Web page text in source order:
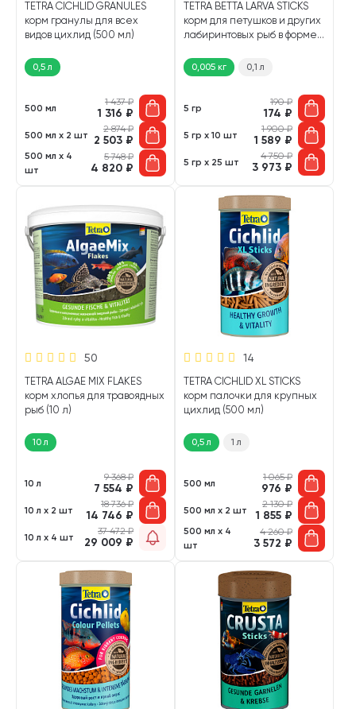
TETRA CICHLID GRANULES
корм гранулы для всех
видов цихлид (500 мл)
0,5 л
500 мл
1 437₽
1 316 ₽
500 мл х 2 шт
2 874₽
2 503 ₽
500 мл х 4
шт
5 748₽
4 820 ₽
TETRA BETTA LARVA STICKS
корм для петушков и других
лабиринтовых рыб в форме
0,005 кг 0,1 л
5 гр
190₽
174 ₽
5 гр х 10 шт
1 900₽
1 589 ₽
5 гр х 25 шт
4 750₽
3 973 ₽
50
TETRA ALGAE MIX FLAKES
корм хлопья для травоядных
рыб (10 л)
10 л
10 л
9 368₽
7 554 ₽
10 л х 2 шт
18 736₽
14 746 ₽
10 л х 4 шт
37 472₽
29 009 ₽
14
TETRA CICHLID XL STICKS
корм палочки для крупных
цихлид (500 мл)
0,5 л 1 л
500 мл
1 065₽
976 ₽
500 мл х 2 шт
2 130₽
1 855 ₽
500 мл х 4
шт
4 260₽
3 572 ₽